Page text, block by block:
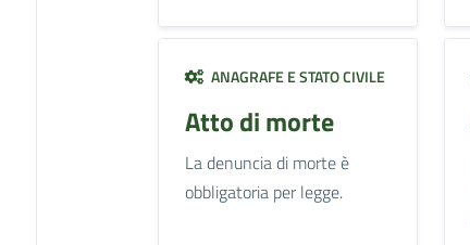
ANAGRAFE E STATO CIVILE
Atto di morte
La denuncia di morte è
obbligatoria per legge.